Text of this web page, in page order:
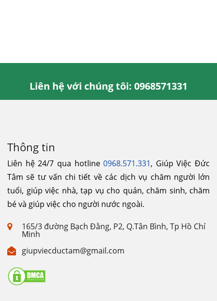
Liên hệ với chúng tôi: 0968571331
Thông tin
Liên hệ 24/7 qua hotline0968.571.331, Giúp Việc Đức
Tâm sẽ tư vấn chi tiết về các dịch vụ chăm người lớn
tuổi, giúp việc nhà, tạp vụ cho quán, chăm sinh, chăm
bé và giúp việc cho người nước ngoài.
165/3 đường Bạch Đằng, P2, Q.Tân Bình, Tp Hồ Chí
Minh
giupviecductam@gmail.com